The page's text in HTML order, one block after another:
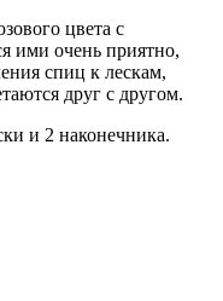
цвета с
ими очень приятно,
спиц к лескам,
друг с другом.
и 2 наконечника.